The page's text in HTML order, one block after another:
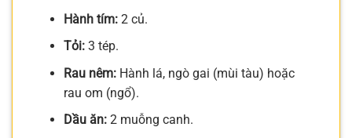
Hành tím:2 củ.
Tỏi:3 tép.
Rau nêm:Hành lá, ngò gai (mùi tàu) hoặc
rau om (ngổ).
Dầu ăn:2 muỗng canh.